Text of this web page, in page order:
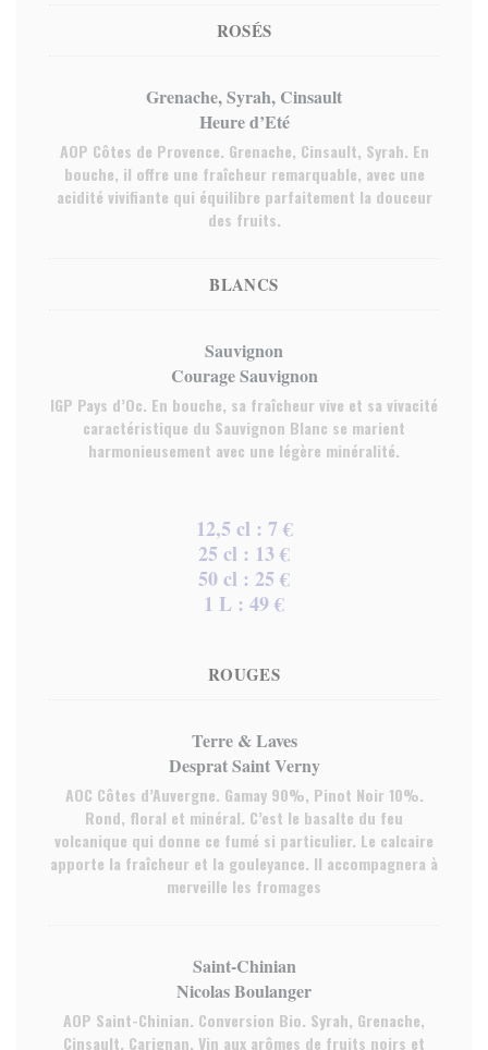
ROSÉS
Grenache, Syrah, Cinsault
Heure d’Eté
AOP Côtes de Provence. Grenache, Cinsault, Syrah. En
bouche, il offre une fraîcheur remarquable, avec une
acidité vivifiante qui équilibre parfaitement la douceur
des fruits.
BLANCS
Sauvignon
Courage Sauvignon
IGP Pays d’Oc. En bouche, sa fraîcheur vive et sa vivacité
caractéristique du Sauvignon Blanc se marient
harmonieusement avec une légère minéralité.
12,5 cl : 7 €
25 cl : 13 €
50 cl : 25 €
1 L : 49 €
ROUGES
Terre & Laves
Desprat Saint Verny
AOC Côtes d’Auvergne. Gamay 90%, Pinot Noir 10%.
Rond, floral et minéral. C’est le basalte du feu
volcanique qui donne ce fumé si particulier. Le calcaire
apporte la fraîcheur et la gouleyance. Il accompagnera à
merveille les fromages
Saint-Chinian
Nicolas Boulanger
AOP Saint-Chinian. Conversion Bio. Syrah, Grenache,
Cinsault, Carignan. Vin aux arômes de fruits noirs et